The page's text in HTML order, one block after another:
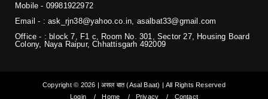
Mobile - 09981922972
Email - : ask_rjn38@yahoo.co.in, asalbat33@gmail.com
Office - : block 7, F1 c, Room No. 301, Sector 27, Housing Board
Colony, Naya Raipur, Chhattisgarh 492009
Copyright © 2026 | असल बात (Asal Baat) | All Rights Reserved
Login
Home Privacy Contact